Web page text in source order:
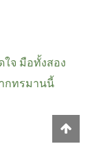
จ มือทั้งสอง
กทรมานนี้